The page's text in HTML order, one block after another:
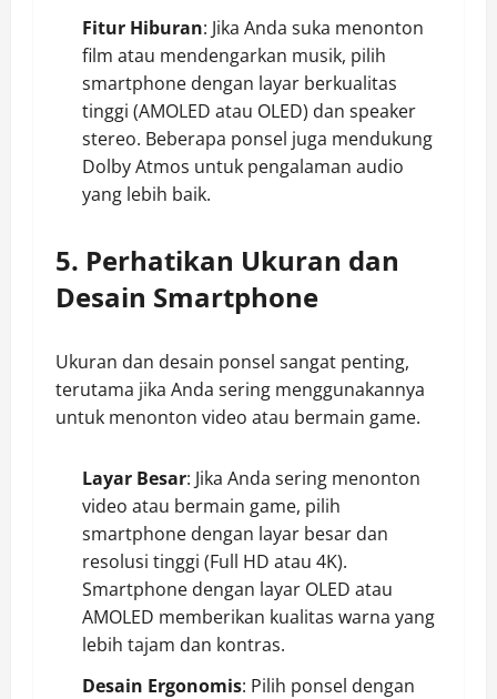
Fitur Hiburan: Jika Anda suka menonton
film atau mendengarkan musik, pilih
smartphone dengan layar berkualitas
tinggi (AMOLED atau OLED) dan speaker
stereo. Beberapa ponsel juga mendukung
Dolby Atmos untuk pengalaman audio
yang lebih baik.
5. Perhatikan Ukuran dan
Desain Smartphone
Ukuran dan desain ponsel sangat penting,
terutama jika Anda sering menggunakannya
untuk menonton video atau bermain game.
Layar Besar: Jika Anda sering menonton
video atau bermain game, pilih
smartphone dengan layar besar dan
resolusi tinggi (Full HD atau 4K).
Smartphone dengan layar OLED atau
AMOLED memberikan kualitas warna yang
lebih tajam dan kontras.
Desain Ergonomis: Pilih ponsel dengan